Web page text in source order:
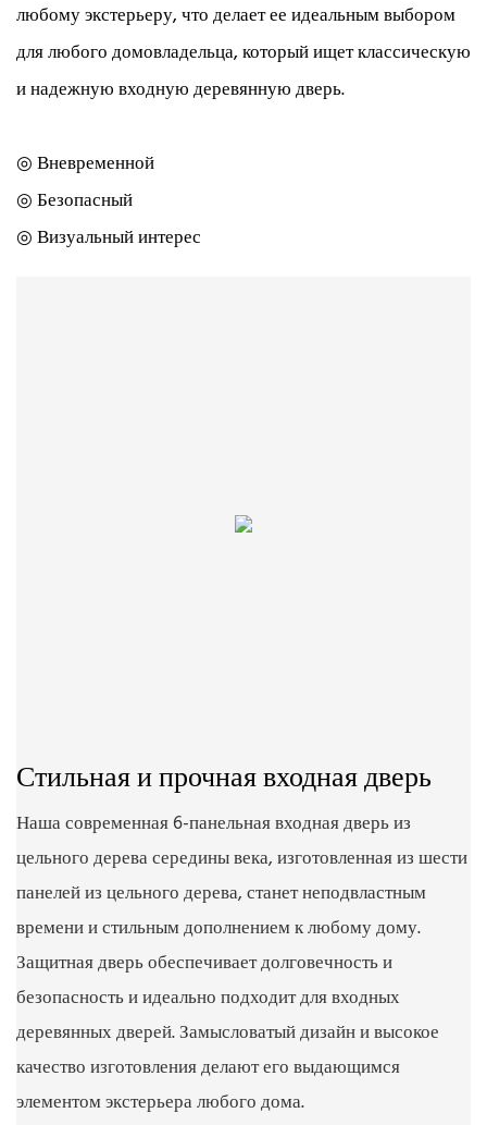
любому экстерьеру, что делает ее идеальным выбором
для любого домовладельца, который ищет классическую
и надежную входную деревянную дверь.
◎ Вневременной
◎ Безопасный
◎ Визуальный интерес
Стильная и прочная входная дверь
Наша современная 6-панельная входная дверь из
цельного дерева середины века, изготовленная из шести
панелей из цельного дерева, станет неподвластным
времени и стильным дополнением к любому дому.
Защитная дверь обеспечивает долговечность и
безопасность и идеально подходит для входных
деревянных дверей. Замысловатый дизайн и высокое
качество изготовления делают его выдающимся
элементом экстерьера любого дома.